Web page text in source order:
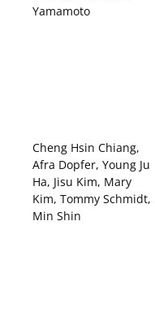
Ha, Jisu Kim, Mary
Kim, Tommy Schmidt,
Min Shin